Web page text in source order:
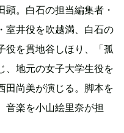
。白石の担当編集者・
室井役を吹越満、白石の
役を貫地谷しほり、「孤
、地元の女子大学生役を
田尚美が演じる。脚本を
音楽を小山絵里奈が担